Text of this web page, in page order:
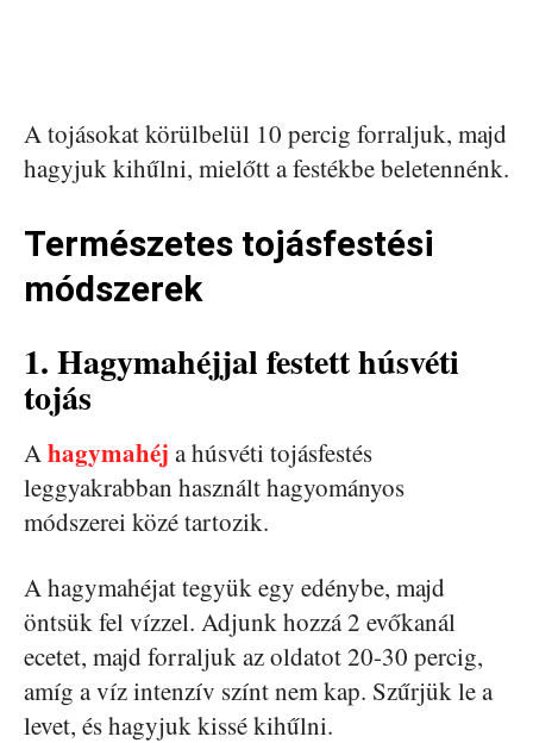
A tojásokat körülbelül 10 percig forraljuk, majd
hagyjuk kihűlni, mielőtt a festékbe beletennénk.
Természetes tojásfestési
módszerek
1. Hagymahéjjal festett húsvéti
tojás
A hagymahéj a húsvéti tojásfestés
leggyakrabban használt hagyományos
módszerei közé tartozik.
A hagymahéjat tegyük egy edénybe, majd
öntsük fel vízzel. Adjunk hozzá 2 evőkanál
ecetet, majd forraljuk az oldatot 20-30 percig,
amíg a víz intenzív színt nem kap. Szűrjük le a
levet, és hagyjuk kissé kihűlni.